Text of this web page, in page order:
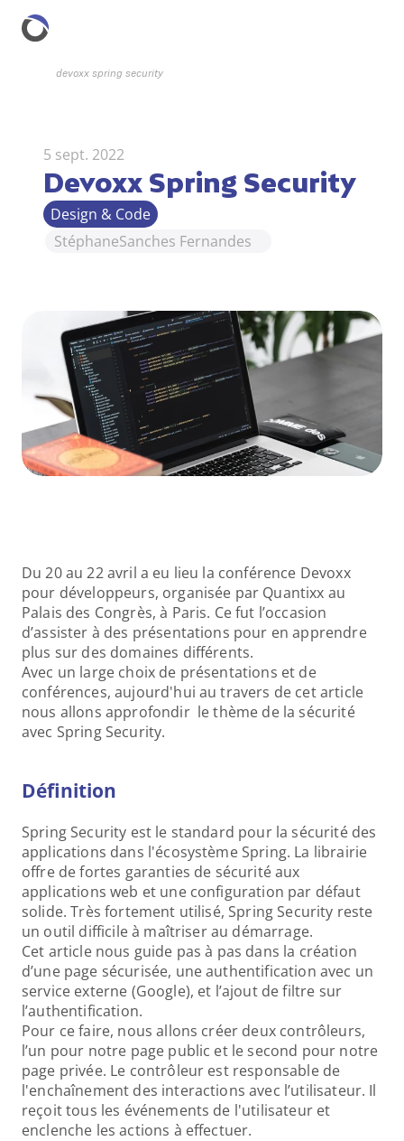
devoxx spring security
5 sept. 2022
Devoxx Spring Security
Design & Code
StéphaneSanches Fernandes
Du 20 au 22 avril a eu lieu la conférence Devoxx
pour développeurs, organisée par Quantixx au
Palais des Congrès, à Paris. Ce fut l’occasion
d’assister à des présentations pour en apprendre
plus sur des domaines différents.
Avec un large choix de présentations et de
conférences, aujourd'hui au travers de cet article
nous allons approfondir  le thème de la sécurité
avec Spring Security.
Définition
Spring Security est le standard pour la sécurité des
applications dans l'écosystème Spring. La librairie
offre de fortes garanties de sécurité aux
applications web et une configuration par défaut
solide. Très fortement utilisé, Spring Security reste
un outil difficile à maîtriser au démarrage.
Cet article nous guide pas à pas dans la création
d’une page sécurisée, une authentification avec un
service externe (Google), et l’ajout de filtre sur
l’authentification.
Pour ce faire, nous allons créer deux contrôleurs,
l’un pour notre page public et le second pour notre
page privée. Le contrôleur est responsable de
l'enchaînement des interactions avec l’utilisateur. Il
reçoit tous les événements de l'utilisateur et
enclenche les actions à effectuer.